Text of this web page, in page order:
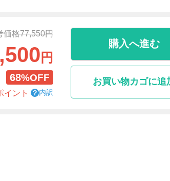
価格77,550円
円
68%OFF
イント 内訳
購入へ進む
お買い物カゴに追